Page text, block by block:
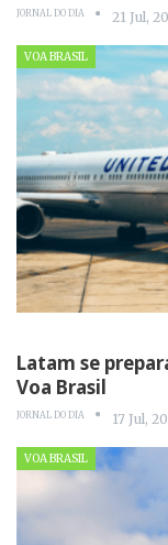
JORNAL DO DIA 21 Jul,
VOA BRASIL
Latam se
Voa Brasil
JORNAL DO DIA 17 Jul,
VOA BRASIL